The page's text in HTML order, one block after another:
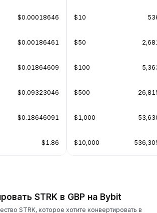
$0.00018646
$0.00186461
$0.01864609
$0.09323046
$0.18646091
$1.86
$10
$50
$100
$500
$1,000
$10,000
STRK в GBP на Bybit
STRK, которое хотите конвертировать в